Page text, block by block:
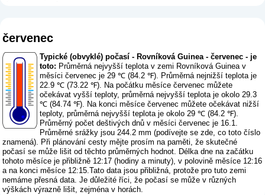
červenec
Typické (obvyklé) počasí - Rovníková Guinea - červenec - je
toto: Průměrná nejvyšší teplota v zemi Rovníková Guinea v
měsíci červenec je 29 ℃ (84.2 ℉). Průměrná nejnižší teplota je
22.9 ℃ (73.22 ℉). Na počátku měsíce červenec můžete
očekávat vyšší teploty, průměrná nejvyšší teplota je okolo 29.3
℃ (84.74 ℉). Na konci měsíce červenec můžete očekávat nižší
teploty, průměrná nejvyšší teplota je okolo 29 ℃ (84.2 ℉).
Průměrný počet deštivých dnů v měsíci červenec je 16.1.
Průměrné srážky jsou 244.2 mm (podívejte se zde, co toto číslo
znamená). Při plánování cesty mějte prosím na paměti, že skutečné
počasí se může lišit od těchto průměrných hodnot. Délka dne na začátku
tohoto měsíce je přibližně 12:17 (hodiny a minuty), v polovině měsíce 12:16
a na konci měsíce 12:15.Tato data jsou přibližná, protože pro tuto zemi
nemáme přesná data. Je důležité říci, že počasí se může v různých
výškách výrazně lišit, zejména v horách.